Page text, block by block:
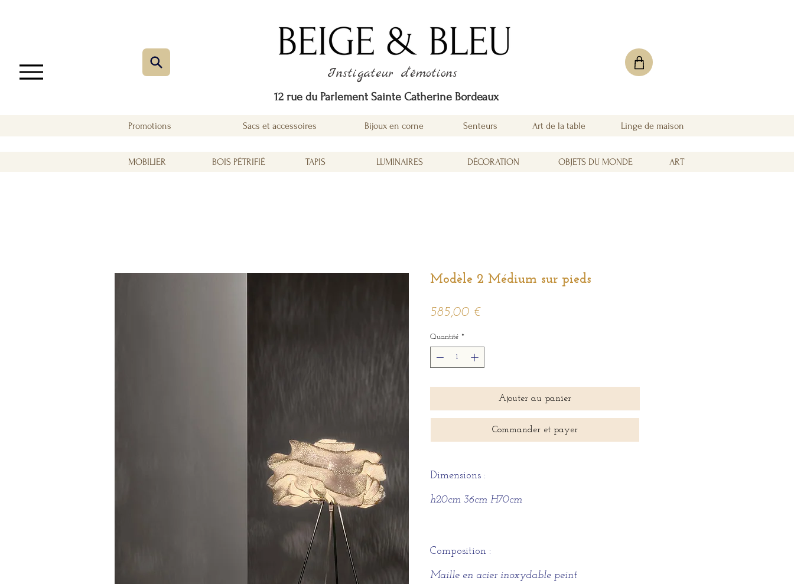
Instigateur d'émotions
12 rue du Parlement Sainte Catherine Bordeaux
Promotions Sacs et accessoires Bijoux en corne Senteurs Art de la table Linge de maison
MOBILIER BOIS PÉTRIFIÉ TAPIS LUMINAIRES DÉCORATION OBJETS DU MONDE ART
Modèle 2 Médium sur pieds
585,00 €Prix
Quantité *
Ajouter au panier
Commander et payer
Dimensions :
h20cm 36cm H70cm
Composition :
Maille en acier inoxydable peint